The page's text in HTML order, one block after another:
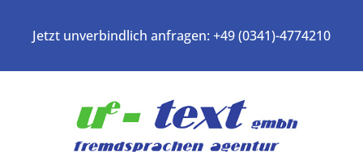
Jetzt unverbindlich anfragen: +49 (0341)-4774210